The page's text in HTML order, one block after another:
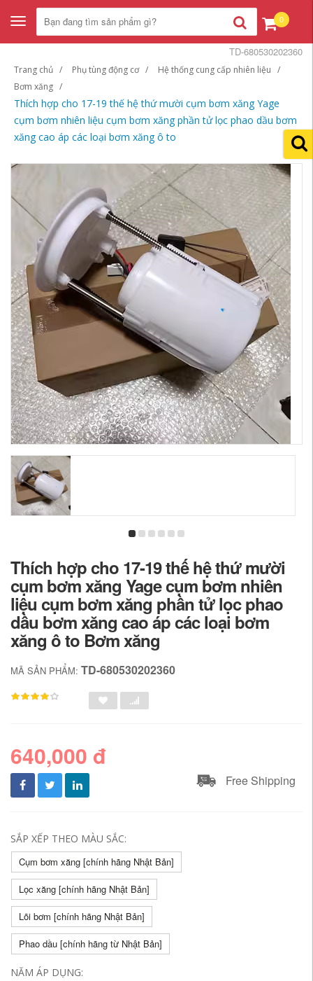
Toggle
navigation
0
Trang chủ Phụ tùng động cơ
Hệ thống cung cấp nhiên liệu
Bơm xăng
Thích hợp cho 17-19 thế hệ thứ mười cụm bơm xăng Yage
cụm bơm nhiên liệu cụm bơm xăng phần tử lọc phao dầu bơm
xăng cao áp các loại bơm xăng ô to
TD-680530202360
Thích hợp cho 17-19 thế hệ thứ mười
cụm bơm xăng Yage cụm bơm nhiên
liệu cụm bơm xăng phần tử lọc phao
dầu bơm xăng cao áp các loại bơm
xăng ô to Bơm xăng
MÃ SẢN PHẨM: TD-680530202360
640,000 đ
Free Shipping
SẮP XẾP THEO MÀU SẮC:
Cụm bơm xăng [chính hãng Nhật Bản]
Lọc xăng [chính hãng Nhật Bản]
Lõi bơm [chính hãng Nhật Bản]
Phao dầu [chính hãng từ Nhật Bản]
NĂM ÁP DỤNG: